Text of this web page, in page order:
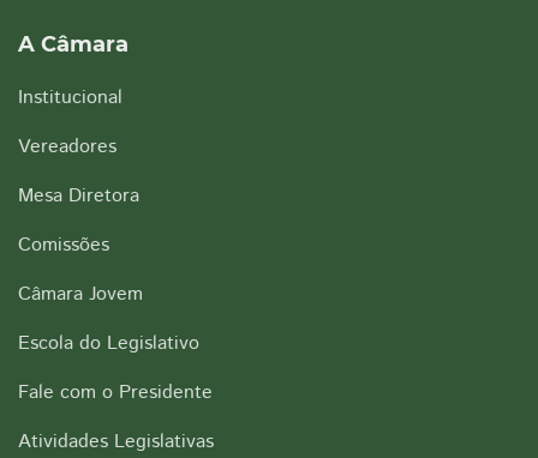
A Câmara
Institucional
Vereadores
Mesa Diretora
Comissões
Câmara Jovem
Escola do Legislativo
Fale com o Presidente
Atividades Legislativas